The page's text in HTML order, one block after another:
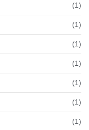
(1)
(1)
(1)
(1)
(1)
(1)
(1)